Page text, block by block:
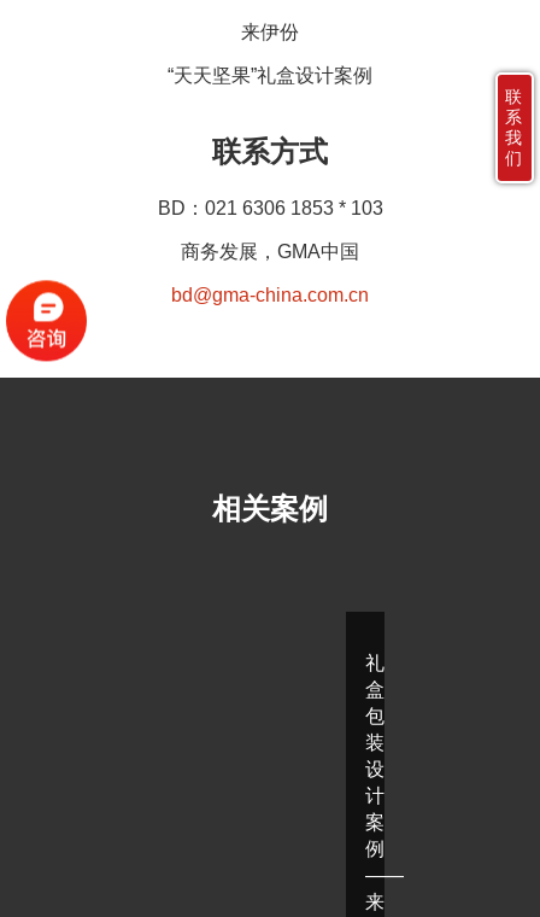
来伊份
“天天坚果”礼盒设计案例
联系方式
BD：021 6306 1853 * 103
商务发展，GMA中国
bd@gma-china.com.cn
相关案例
礼
盒
包
装
设
计
案
例
——
来
联
系
我
们